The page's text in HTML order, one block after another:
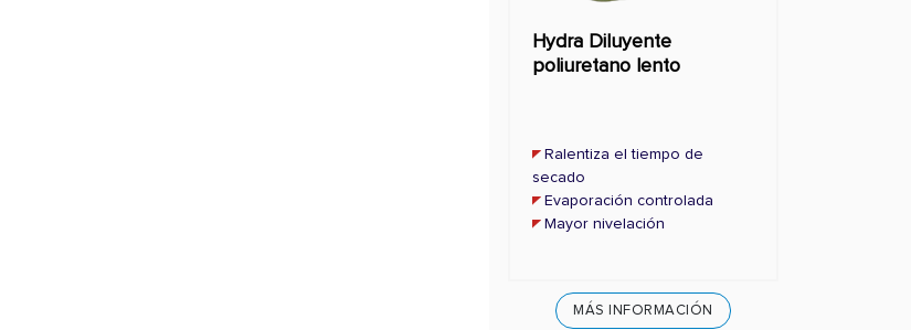
Hydra Diluyente
poliuretano lento
Ralentiza el tiempo de
secado
Evaporación controlada
Mayor nivelación
MÁS INFORMACIÓN